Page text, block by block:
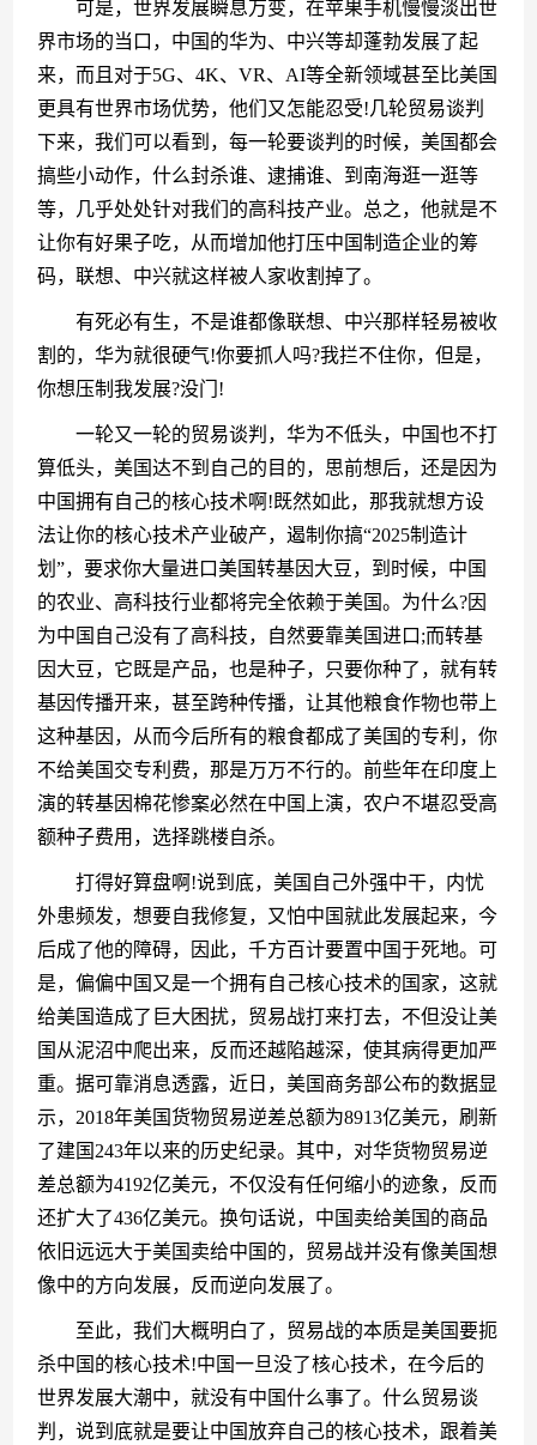
可是，世界发展瞬息万变，在苹果手机慢慢淡出世
界市场的当口，中国的华为、中兴等却蓬勃发展了起
来，而且对于5G、4K、VR、AI等全新领域甚至比美国
更具有世界市场优势，他们又怎能忍受!几轮贸易谈判
下来，我们可以看到，每一轮要谈判的时候，美国都会
搞些小动作，什么封杀谁、逮捕谁、到南海逛一逛等
等，几乎处处针对我们的高科技产业。总之，他就是不
让你有好果子吃，从而增加他打压中国制造企业的筹
码，联想、中兴就这样被人家收割掉了。
有死必有生，不是谁都像联想、中兴那样轻易被收
割的，华为就很硬气!你要抓人吗?我拦不住你，但是，
你想压制我发展?没门!
一轮又一轮的贸易谈判，华为不低头，中国也不打
算低头，美国达不到自己的目的，思前想后，还是因为
中国拥有自己的核心技术啊!既然如此，那我就想方设
法让你的核心技术产业破产，遏制你搞“2025制造计
划”，要求你大量进口美国转基因大豆，到时候，中国
的农业、高科技行业都将完全依赖于美国。为什么?因
为中国自己没有了高科技，自然要靠美国进口;而转基
因大豆，它既是产品，也是种子，只要你种了，就有转
基因传播开来，甚至跨种传播，让其他粮食作物也带上
这种基因，从而今后所有的粮食都成了美国的专利，你
不给美国交专利费，那是万万不行的。前些年在印度上
演的转基因棉花惨案必然在中国上演，农户不堪忍受高
额种子费用，选择跳楼自杀。
打得好算盘啊!说到底，美国自己外强中干，内忧
外患频发，想要自我修复，又怕中国就此发展起来，今
后成了他的障碍，因此，千方百计要置中国于死地。可
是，偏偏中国又是一个拥有自己核心技术的国家，这就
给美国造成了巨大困扰，贸易战打来打去，不但没让美
国从泥沼中爬出来，反而还越陷越深，使其病得更加严
重。据可靠消息透露，近日，美国商务部公布的数据显
示，2018年美国货物贸易逆差总额为8913亿美元，刷新
了建国243年以来的历史纪录。其中，对华货物贸易逆
差总额为4192亿美元，不仅没有任何缩小的迹象，反而
还扩大了436亿美元。换句话说，中国卖给美国的商品
依旧远远大于美国卖给中国的，贸易战并没有像美国想
像中的方向发展，反而逆向发展了。
至此，我们大概明白了，贸易战的本质是美国要扼
杀中国的核心技术!中国一旦没了核心技术，在今后的
世界发展大潮中，就没有中国什么事了。什么贸易谈
判，说到底就是要让中国放弃自己的核心技术，跟着美